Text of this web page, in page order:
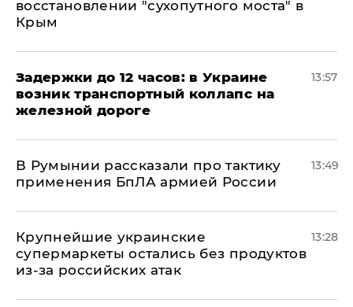
восстановлении "сухопутного моста" в
Крым
Задержки до 12 часов: в Украине
возник транспортный коллапс на
железной дороге
13:57
В Румынии рассказали про тактику
применения БпЛА армией России
13:49
Крупнейшие украинские
супермаркеты остались без продуктов
из-за российских атак
13:28